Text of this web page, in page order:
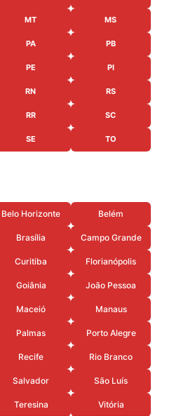
MT MS
PA PB
PE PI
RN RS
RR SC
SE TO
Belo Horizonte Belém
Brasília Campo Grande
Curitiba Florianópolis
Goiânia João Pessoa
Maceió Manaus
Palmas Porto Alegre
Recife Rio Branco
Salvador São Luís
Teresina Vitória